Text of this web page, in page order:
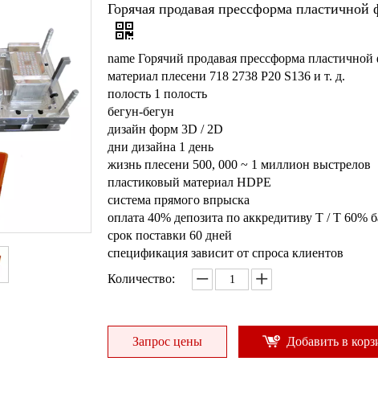
Горячая продавая прессформа
name Горячий продавая прессформа
материал плесени 718 2738 P20 S136 и т. д.
полость 1 полость
бегун-бегун
дизайн форм 3D / 2D
дни дизайна 1 день
жизнь плесени 500, 000 ~ 1 миллион выстрелов
пластиковый материал HDPE
система прямого впрыска
оплата 40% депозита по аккредитиву T / T 60%
срок поставки 60 дней
спецификация зависит от спроса клиентов
Количество:
Запрос цены Добавить в